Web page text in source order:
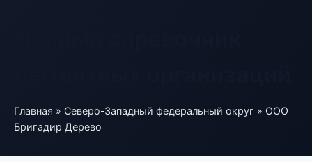
Главная » Северо-Западный федеральный округ » ООО
Бригадир Дерево